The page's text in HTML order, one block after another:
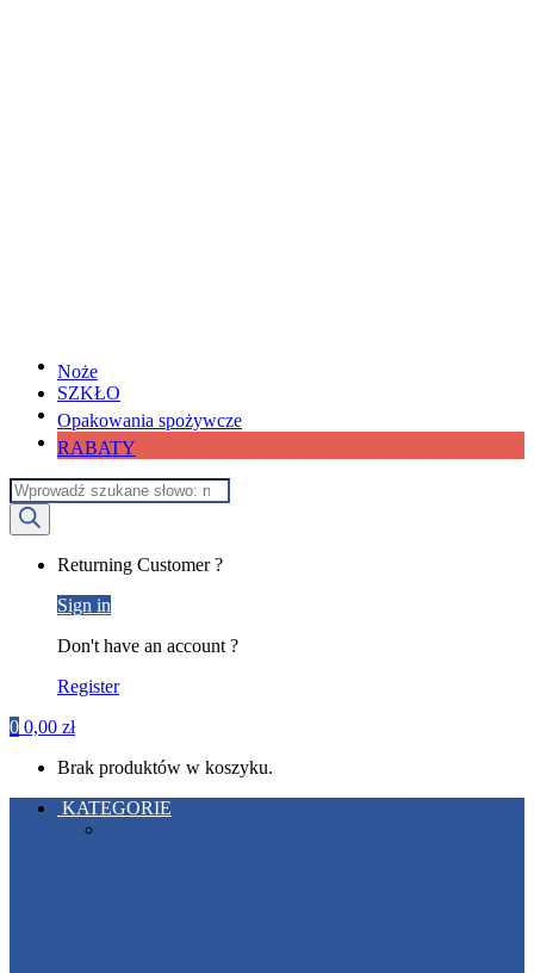
Noże
SZKŁO
Opakowania spożywcze
RABATY
Wyszukiwarka
produktów
Returning Customer ?
Sign in
Don't have an account ?
Register
0 0,00 zł
Brak produktów w koszyku.
KATEGORIE